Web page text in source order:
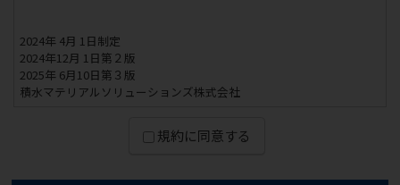
2024年 4月 1日制定
2024年12月 1日第２版
2025年 6月10日第３版
積水マテリアルソリューションズ株式会社
規約に同意する